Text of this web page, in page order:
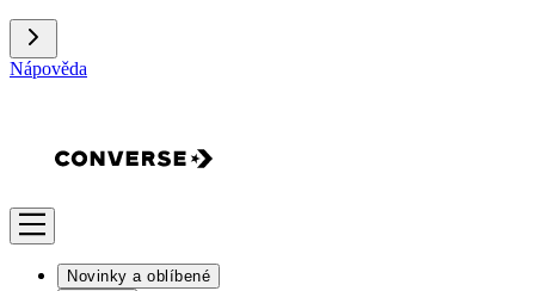
Nápověda
Novinky a oblíbené